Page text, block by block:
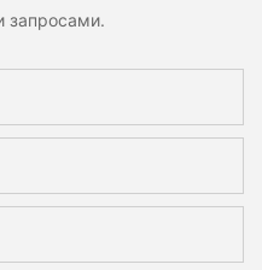
запросами.